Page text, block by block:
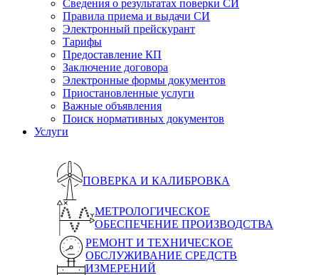
Сведения о результатах поверки СИ
Правила приема и выдачи СИ
Электронный прейскурант
Тарифы
Предоставление КП
Заключение договора
Электронные формы документов
Приостановленные услуги
Важные объявления
Поиск нормативных документов
Услуги
ПОВЕРКА И КАЛИБРОВКА
МЕТРОЛОГИЧЕСКОЕ
ОБЕСПЕЧЕНИЕ ПРОИЗВОДСТВА
РЕМОНТ И ТЕХНИЧЕСКОЕ
ОБСЛУЖИВАНИЕ СРЕДСТВ
ИЗМЕРЕНИЙ